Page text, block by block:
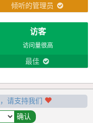
倾听的管理员
访客
访问量很高
最佳
请支持我们